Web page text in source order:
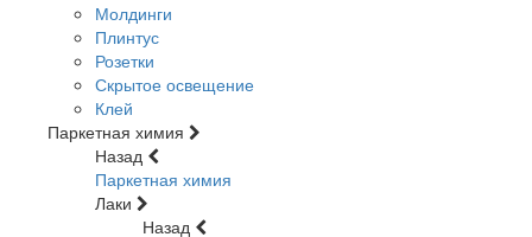
Молдинги
Плинтус
Розетки
Скрытое освещение
Клей
Паркетная химия
Назад
Паркетная химия
Лаки
Назад